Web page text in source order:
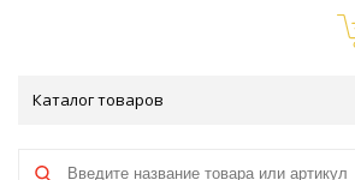
Каталог товаров